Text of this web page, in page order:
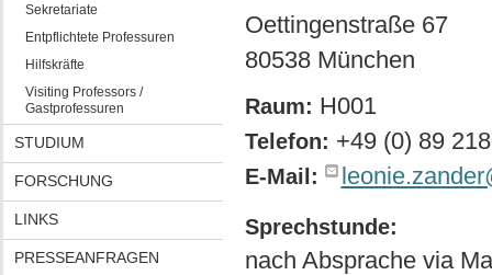
Sekretariate
Entpflichtete Professuren
Hilfskräfte
Visiting Professors /
Gastprofessuren
STUDIUM
FORSCHUNG
LINKS
PRESSEANFRAGEN
Oettingenstraße 67
80538 München
Raum: H001
Telefon: +49 (0) 89
E-Mail:
Sprechstunde:
nach Absprache via